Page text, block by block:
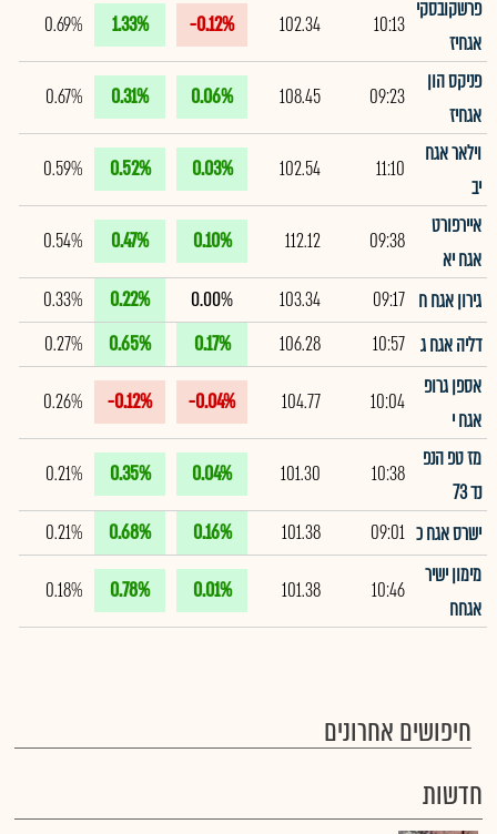
פרשקובסקי
אגחיז
10:13
102.34
-0.12%
1.33%
0.69%
פניקס הון
אגחיז
09:23
108.45
0.06%
0.31%
0.67%
וילאר אגח
יב
11:10
102.54
0.03%
0.52%
0.59%
איירפורט
אגח יא
09:38
112.12
0.10%
0.47%
0.54%
גירון אגח ח 09:17
103.34
0.00%
0.22%
0.33%
דליה אגח ג 10:57
106.28
0.17%
0.65%
0.27%
אספן גרופ
אגח י
10:04
104.77
-0.04%
-0.12%
0.26%
מז טפ הנפ
נד 73
10:38
101.30
0.04%
0.35%
0.21%
ישרס אגח כ 09:01
101.38
0.16%
0.68%
0.21%
מימון ישיר
אגחח
10:46
101.38
0.01%
0.78%
0.18%
חיפושים אחרונים
חדשות